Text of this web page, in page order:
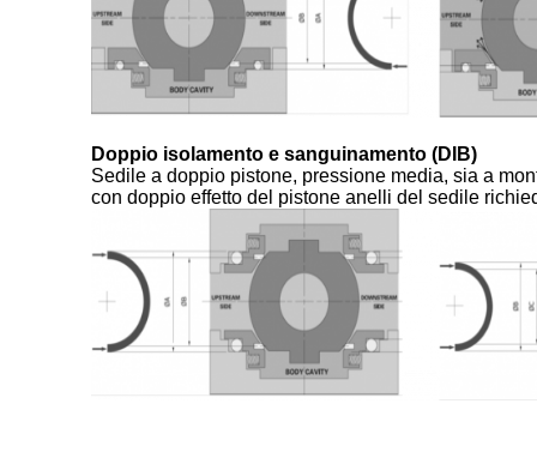
Doppio isolamento e sanguinamento (DIB)
Sedile a doppio pistone, pressione media, sia a
con doppio effetto del pistone anelli del sedile